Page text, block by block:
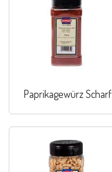
Paprikagewürz Scharf